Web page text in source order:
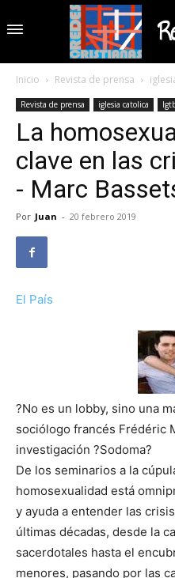
Inicio Revista de prensa
Revista de prensa iglesia catolica
La
clave en las
- Marc
Por Juan - 20 febrero 2019
El País
?No es un lobby, sino una
sociólogo francés Frédéric
investigación ?Sodoma?
De los seminarios a la
homosexualidad está
y ayuda a entender las
últimas décadas, desde la
sacerdotales hasta el
menores, pasando por las